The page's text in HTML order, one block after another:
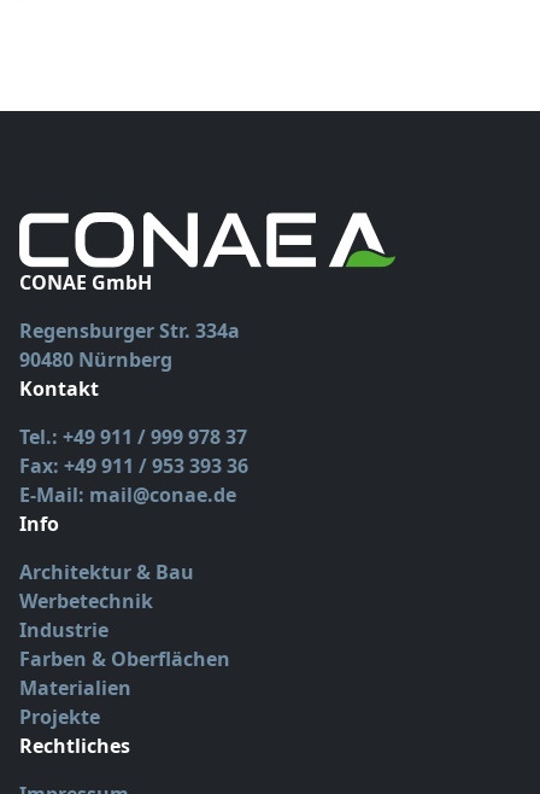
CONAE GmbH
Regensburger Str. 334a
90480 Nürnberg
Kontakt
Tel.: +49 911 / 999 978 37
Fax: +49 911 / 953 393 36
E-Mail: mail@conae.de
Info
Architektur & Bau
Werbetechnik
Industrie
Farben & Oberflächen
Materialien
Projekte
Rechtliches